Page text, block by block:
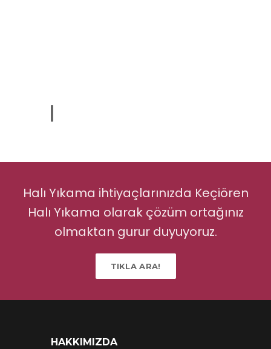
Halı Yıkama ihtiyaçlarınızda Keçiören
Halı Yıkama olarak çözüm ortağınız
olmaktan gurur duyuyoruz.
TIKLA ARA!
HAKKIMIZDA